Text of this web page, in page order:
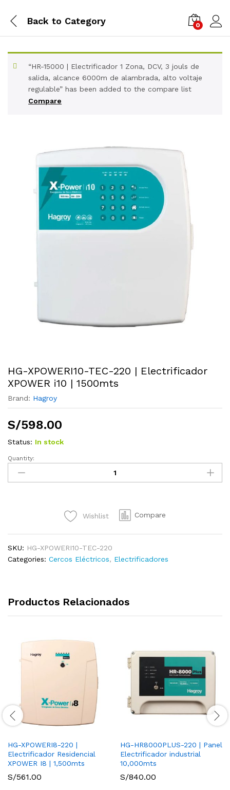
Back to Category 0
Compare
“HR-15000 | Electrificador 1 Zona, DCV, 3 jouls de
salida, alcance 6000m de alambrada, alto voltaje
regulable” has been added to the compare list
HG-XPOWERI10-TEC-220 | Electrificador
XPOWER i10 | 1500mts
Brand: Hagroy
S/598.00
Status: In stock
HG-
XPOWERI10-
TEC-
|
1500mts
Quantity:
Wishlist Compare
SKU: HG-XPOWERI10-TEC-220
Categories: Cercos Eléctricos, Electrificadores
Productos Relacionados
HG-XPOWERI8-220 |
Electrificador Residencial
XPOWER I8 | 1,500mts
S/561.00
HG-HR8000PLUS-220 | Panel
Electrificador industrial
10,000mts
S/840.00